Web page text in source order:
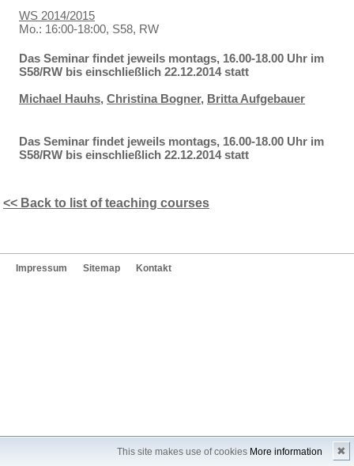
This site makes use of cookies More information ✖
WS 2014/2015
Mo.: 16:00-18:00, S58, RW
Das Seminar findet jeweils montags, 16.00-18.00 Uhr im
S58/RW bis einschließlich 22.12.2014 statt
Michael Hauhs, Christina Bogner, Britta Aufgebauer
Das Seminar findet jeweils montags, 16.00-18.00 Uhr im
S58/RW bis einschließlich 22.12.2014 statt
<< Back to list of teaching courses
Impressum Sitemap Kontakt